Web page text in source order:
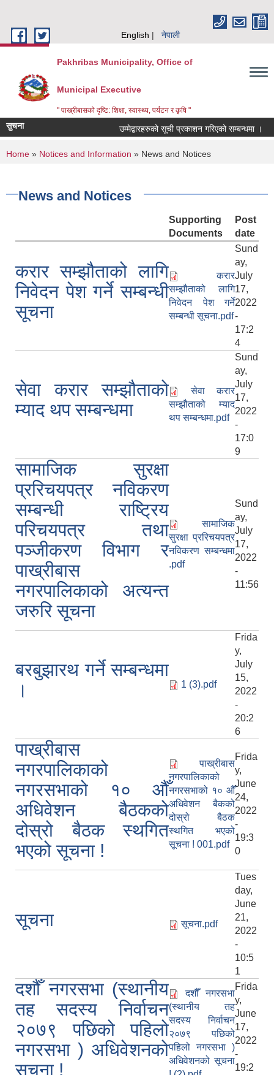
English नेपाली
Pakhribas Municipality, Office of
Municipal Executive
" पाख्रीबासको दृष्टि: शिक्षा, स्वास्थ्य, पर्यटन र कृषि "
सुचना उम्मेद्बारहरुको सूची प्रकाशन गरिएको सम्बन्धमा ।
You are here
Home » Notices and Information » News and Notices
News and Notices
Supporting
Documents
Post
date
करार सम्झौताको लागि
निवेदन पेश गर्ने सम्बन्धी
सूचना
करार
सम्झौताको लागि
निवेदन पेश गर्ने
सम्बन्धी सूचना.pdf
Sund
ay,
July
17,
2022
-
17:2
4
सेवा करार सम्झौताको
म्याद थप सम्बन्धमा
सेवा करार
सम्झौताको म्याद
थप सम्बन्धमा.pdf
Sund
ay,
July
17,
2022
-
17:0
9
सामाजिक सुरक्षा
प्ररिचयपत्र नविकरण
सम्बन्धी राष्ट्रिय
परिचयपत्र तथा
पञ्जीकरण विभाग र
पाख्रीबास
नगरपालिकाको अत्यन्त
जरुरि सूचना
सामाजिक
सुरक्षा प्ररिचयपत्र
नविकरण सम्बन्धमा
.pdf
Sund
ay,
July
17,
2022
-
11:56
बरबुझारथ गर्ने सम्बन्धमा
।
1 (3).pdf
Frida
y,
July
15,
2022
-
20:2
6
पाख्रीबास
नगरपालिकाको
नगरसभाको १० औँ
अधिवेशन बैठकको
दोस्रो बैठक स्थगित
भएको सूचना !
पाख्रीबास
नगरपालिकाको
नगरसभाको १० औँ
अधिवेशन बैकको
दोस्रो बैठक
स्थगित भएको
सूचना ! 001.pdf
Frida
y,
June
24,
2022
-
19:3
0
सूचना सूचना.pdf
Tues
day,
June
21,
2022
-
10:5
1
दशौँ नगरसभा (स्थानीय
तह सदस्य निर्वाचन
२०७९ पछिको पहिलो
नगरसभा ) अधिवेशनको
सूचना !
दशौँ नगरसभा
(स्थानीय तह
सदस्य निर्वाचन
२०७९ पछिको
पहिलो नगरसभा )
अधिवेशनको सूचना
Frida
y,
June
17,
2022
-
19:2